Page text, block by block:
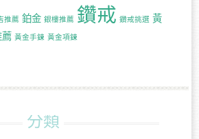
推薦 鉑金 銀樓推薦 鑽戒 鑽戒挑選 黃
黃金手鍊 黃金項鍊
分類